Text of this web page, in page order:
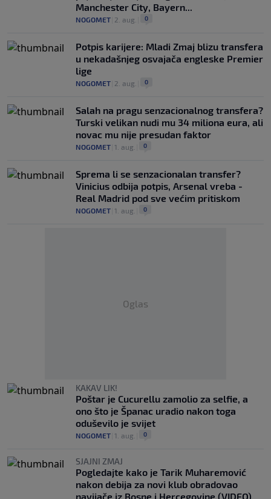
Manchester City, Bayern...
NOGOMET 2. aug. 0
Potpis karijere: Mladi Zmaj blizu transfera
u nekadašnjeg osvajača engleske Premier
lige
NOGOMET 2. aug. 0
Salah na pragu senzacionalnog transfera?
Turski velikan nudi mu 34 miliona eura, ali
novac mu nije presudan faktor
NOGOMET 1. aug. 0
Sprema li se senzacionalan transfer?
Vinicius odbija potpis, Arsenal vreba -
Real Madrid pod sve većim pritiskom
NOGOMET 1. aug. 0
Oglas
KAKAV LIK!
Poštar je Cucurellu zamolio za selfie, a
ono što je Španac uradio nakon toga
oduševilo je svijet
NOGOMET 1. aug. 0
SJAJNI ZMAJ
Pogledajte kako je Tarik Muharemović
nakon debija za novi klub obradovao
navijače iz Bosne i Hercegovine (VIDEO)